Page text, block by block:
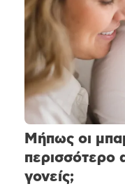
Μήπως οι
περισσότερο
γονείς;